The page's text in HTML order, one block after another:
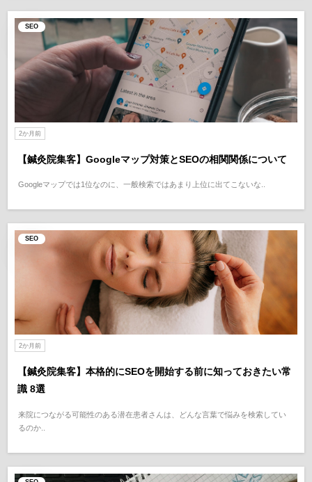
SEO
2か月前
【鍼灸院集客】Googleマップ対策とSEOの相関関係について
Googleマップでは1位なのに、一般検索ではあまり上位に出てこないな..
SEO
2か月前
【鍼灸院集客】本格的にSEOを開始する前に知っておきたい常
識 8選
来院につながる可能性のある潜在患者さんは、どんな言葉で悩みを検索してい
るのか..